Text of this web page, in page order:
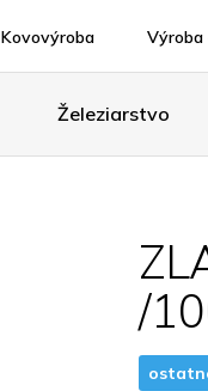
Kovovýroba Výroba
Železiarstvo
/